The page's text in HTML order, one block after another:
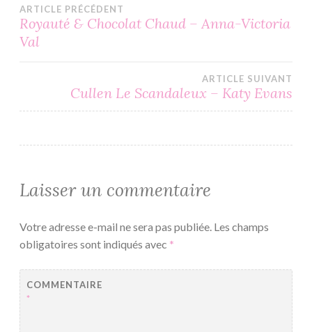
Navigation
de
l’article
ARTICLE PRÉCÉDENT
Royauté & Chocolat Chaud – Anna-Victoria
Val
ARTICLE SUIVANT
Cullen Le Scandaleux – Katy Evans
Laisser un commentaire
Votre adresse e-mail ne sera pas publiée. Les champs
obligatoires sont indiqués avec *
COMMENTAIRE
*